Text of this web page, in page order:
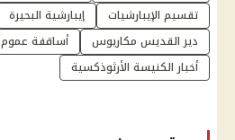
تقسيم الإيبارشيات
إيبارشية البحيرة
دير القديس مكاريوس
أساقفة عموم
أخبار الكنيسة الأرثوذكسية